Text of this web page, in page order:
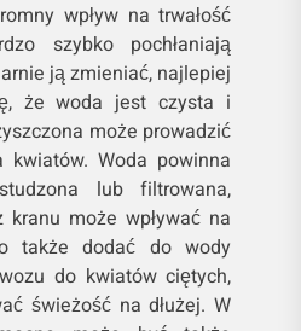
wpływ na trwałość
szybko pochłaniają
ją zmieniać, najlepiej
że woda jest czysta i
może prowadzić
Woda powinna
lub filtrowana,
może wpływać na
także dodać do wody
do kwiatów ciętych,
świeżość na dłużej. W